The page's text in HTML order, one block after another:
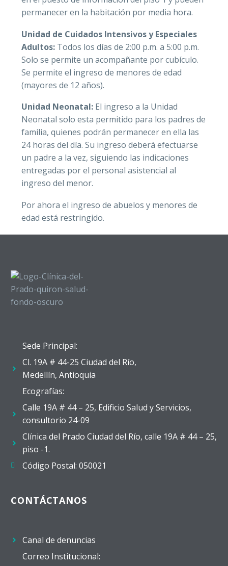
permanecer en la habitación por media hora.
Unidad de Cuidados Intensivos y Especiales
Adultos: Todos los días de 2:00 p.m. a 5:00 p.m.
Solo se permite un acompañante por cubículo.
Se permite el ingreso de menores de edad
(mayores de 12 años).
Unidad Neonatal: El ingreso a la Unidad
Neonatal solo esta permitido para los padres de
familia, quienes podrán permanecer en ella las
24 horas del día. Su ingreso deberá efectuarse
un padre a la vez, siguiendo las indicaciones
entregadas por el personal asistencial al
ingreso del menor.
Por ahora el ingreso de abuelos y menores de
edad está restringido.
Sede Principal:
Cl. 19A # 44-25 Ciudad del Río,
Medellín, Antioquia
Ecografías:
Calle 19A # 44 – 25, Edificio Salud y Servicios,
consultorio 24-09
Clínica del Prado Ciudad del Río, calle 19A # 44 – 25,
piso -1.
Código Postal: 050021
CONTÁCTANOS
Canal de denuncias
Correo Institucional: